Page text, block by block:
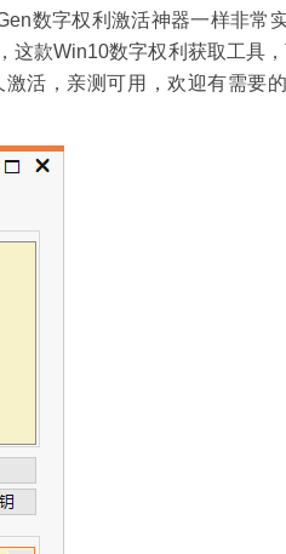
数字权利激活神器一样非常
这款Win10数字权利获取工具
活，亲测可用，欢迎有需要